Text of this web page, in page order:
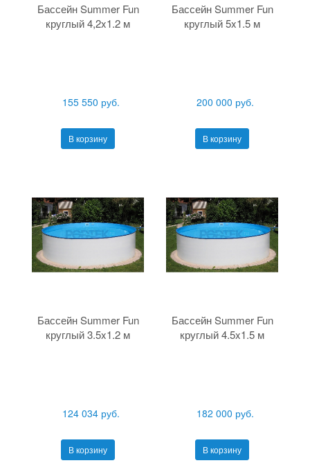
Бассейн Summer Fun
круглый 4,2x1.2 м
155 550 руб.
В корзину
Бассейн Summer Fun
круглый 5x1.5 м
200 000 руб.
В корзину
Бассейн Summer Fun
круглый 3.5x1.2 м
124 034 руб.
В корзину
Бассейн Summer Fun
круглый 4.5x1.5 м
182 000 руб.
В корзину